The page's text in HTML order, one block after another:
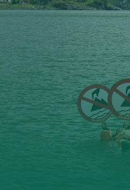
Kontakt oss Dette er
Styrende dokumenterDelta